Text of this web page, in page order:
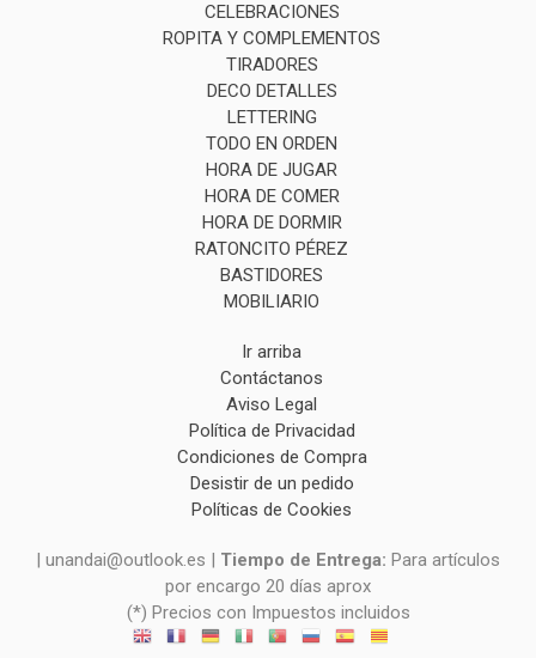
CELEBRACIONES
ROPITA Y COMPLEMENTOS
TIRADORES
DECO DETALLES
LETTERING
TODO EN ORDEN
HORA DE JUGAR
HORA DE COMER
HORA DE DORMIR
RATONCITO PÉREZ
BASTIDORES
MOBILIARIO
Ir arriba
Contáctanos
Aviso Legal
Política de Privacidad
Condiciones de Compra
Desistir de un pedido
Políticas de Cookies
| unandai@outlook.es | Tiempo de Entrega: Para artículos
por encargo 20 días aprox
(*) Precios con Impuestos incluidos